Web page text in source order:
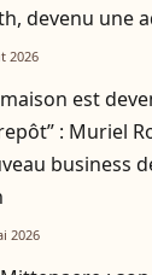
devenu une
2026
est
: Muriel
business
2026